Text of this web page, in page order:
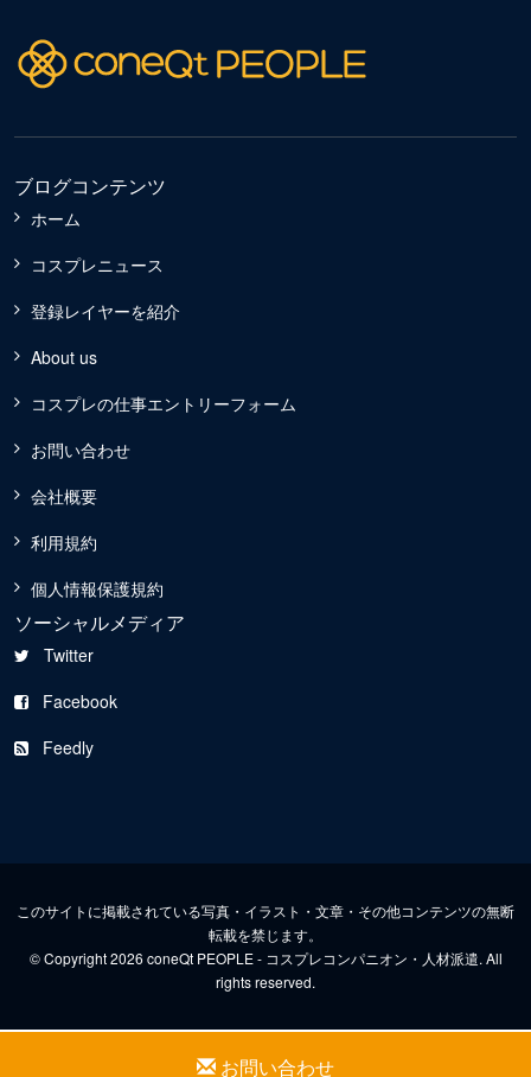
お問い合わせ
ブログコンテンツ
ホーム
コスプレニュース
登録レイヤーを紹介
About us
コスプレの仕事エントリーフォーム
お問い合わせ
会社概要
利用規約
個人情報保護規約
ソーシャルメディア
Twitter
Facebook
Feedly
このサイトに掲載されている写真・イラスト・文章・その他コンテンツの無断
転載を禁じます。
© Copyright 2026 coneQt PEOPLE - コスプレコンパニオン・人材派遣. All
rights reserved.